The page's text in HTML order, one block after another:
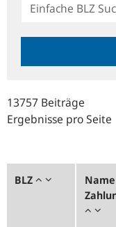
Suche
13757 Beiträge
Ergebnisse pro Seite
BLZ
Name